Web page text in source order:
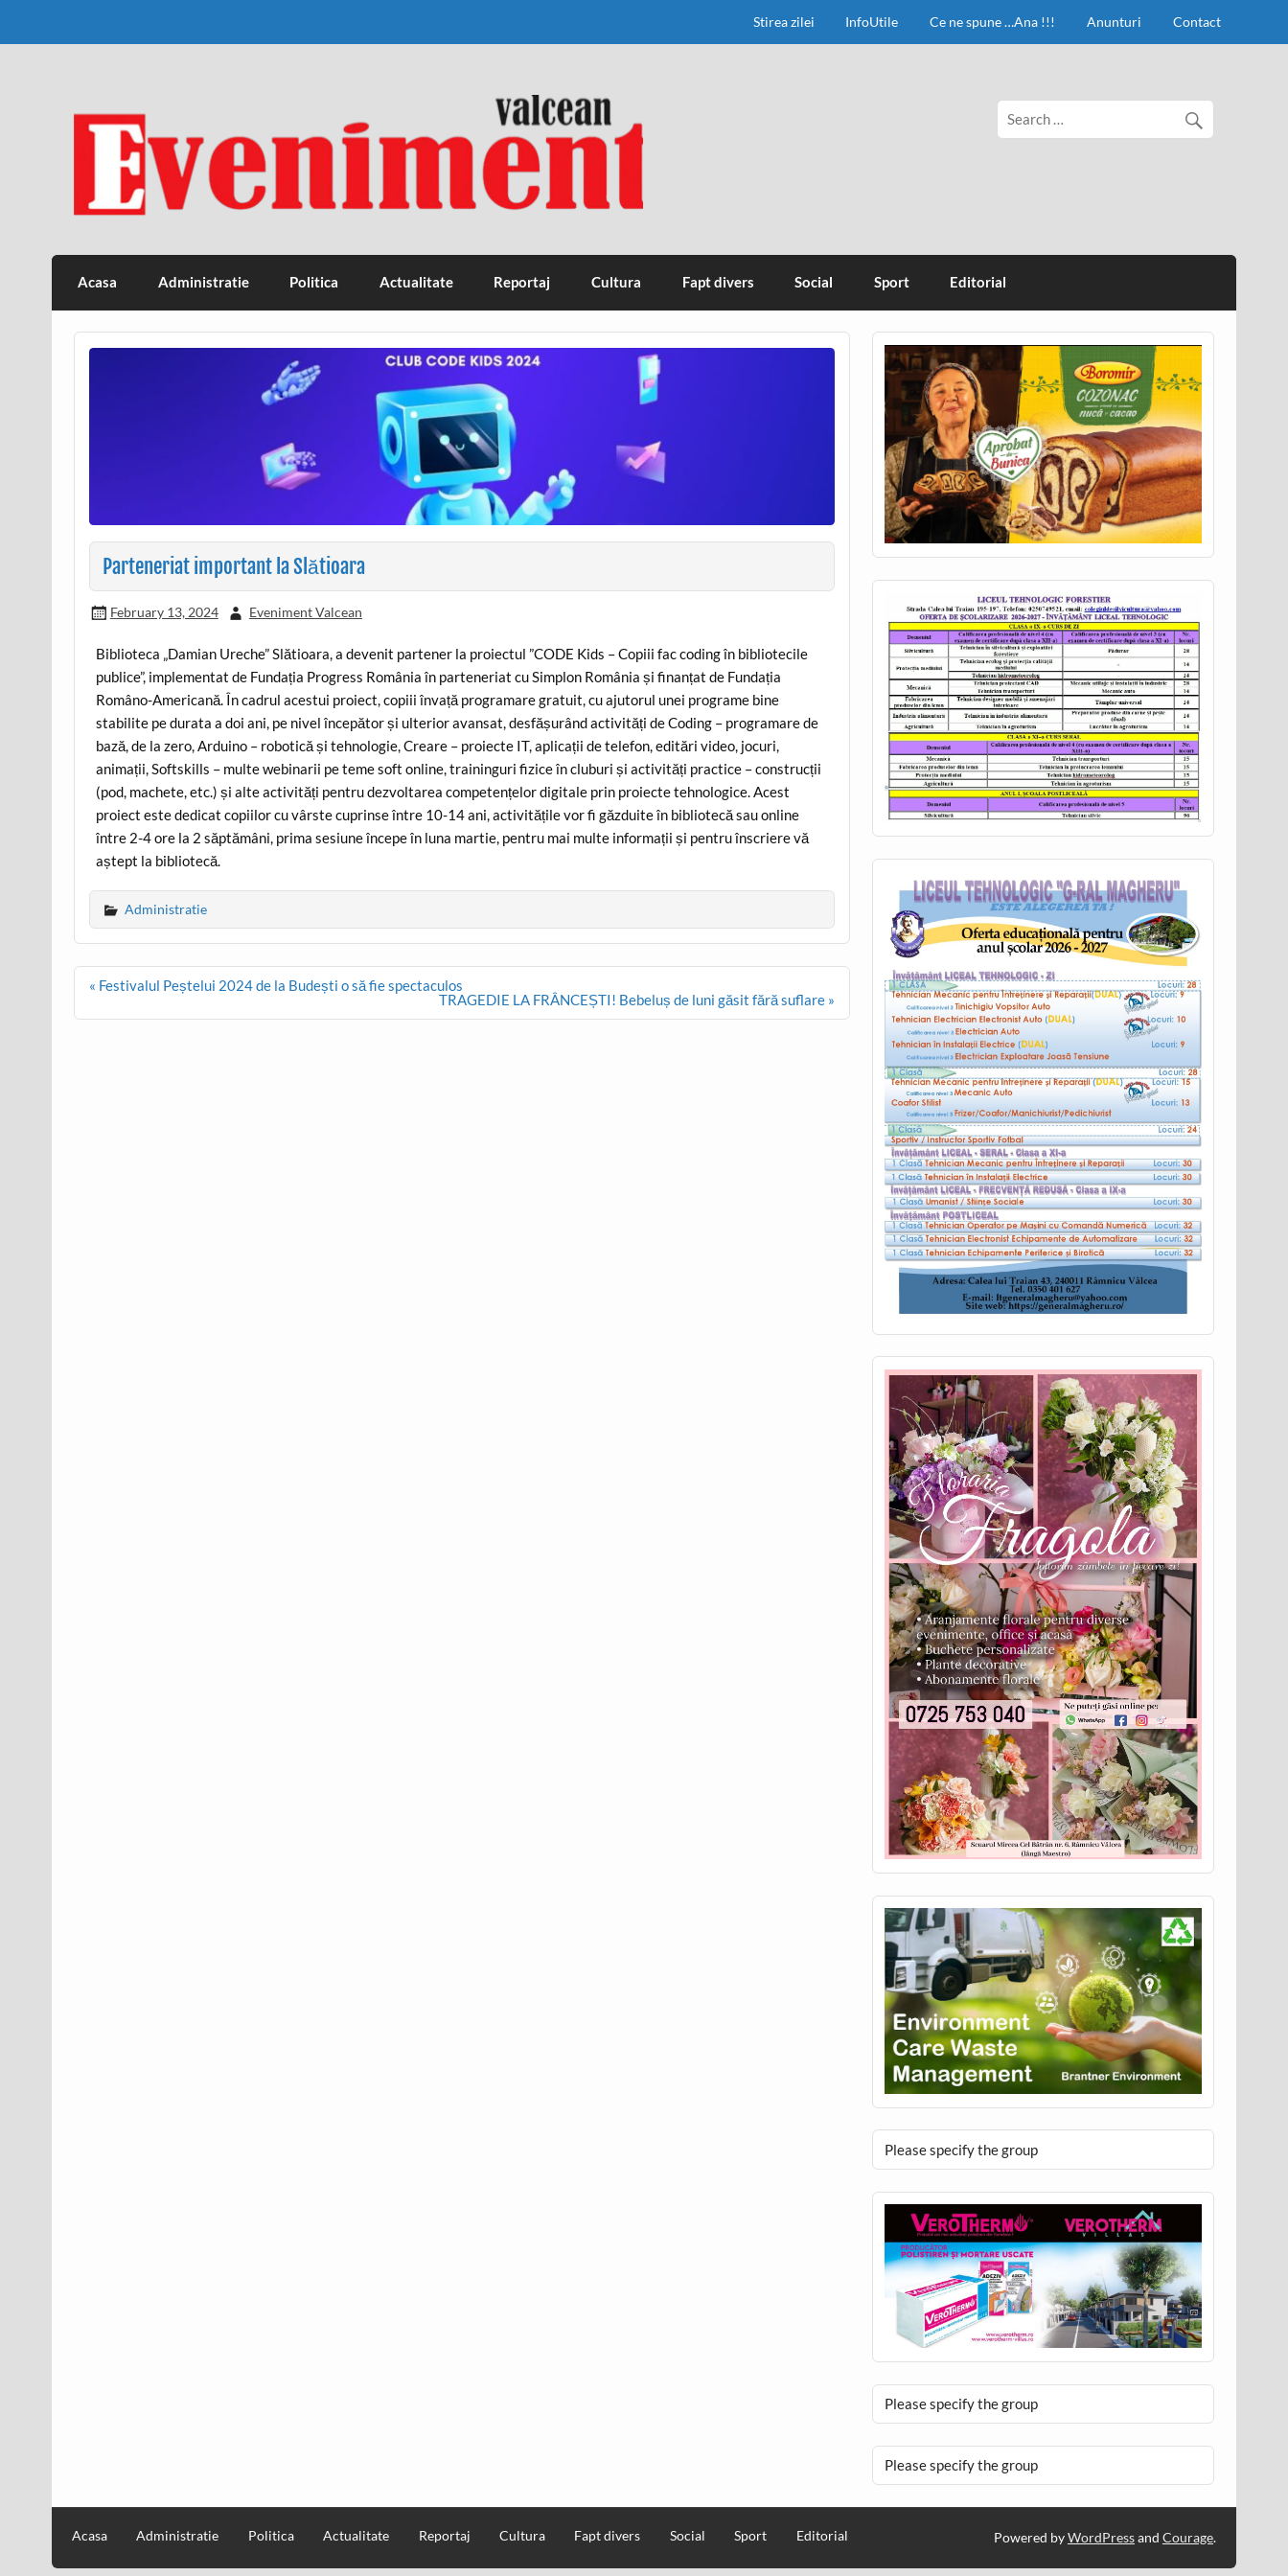
Stirea zilei InfoUtile Ce ne spune …Ana !!! Anunturi Contact
Eveniment Valcean
Acasa Administratie Politica Actualitate Reportaj Cultura Fapt divers Social Sport Editorial
Parteneriat important la Slătioara
February 13, 2024 Eveniment Valcean
Biblioteca „Damian Ureche” Slătioara, a devenit partener la proiectul ”CODE Kids – Copiii fac coding în bibliotecile
publice”, implementat de Fundația Progress România în parteneriat cu Simplon România și finanțat de Fundația
Româno-Americană. În cadrul acestui proiect, copiii învață programare gratuit, cu ajutorul unei programe bine
stabilite pe durata a doi ani, pe nivel începător și ulterior avansat, desfășurând activități de Coding – programare de
bază, de la zero, Arduino – robotică și tehnologie, Creare – proiecte IT, aplicații de telefon, editări video, jocuri,
animații, Softskills – multe webinarii pe teme soft online, traininguri fizice în cluburi și activități practice – construcții
(pod, machete, etc.) și alte activități pentru dezvoltarea competențelor digitale prin proiecte tehnologice. Acest
proiect este dedicat copiilor cu vârste cuprinse între 10-14 ani, activitățile vor fi găzduite în bibliotecă sau online
între 2-4 ore la 2 săptămâni, prima sesiune începe în luna martie, pentru mai multe informații și pentru înscriere vă
aștept la bibliotecă.
Administratie
Post
« Festivalul Peștelui 2024 de la Budești o să fie spectaculos
TRAGEDIE LA FRÂNCEȘTI! Bebeluș de luni găsit fără suflare »
Please specify the group
Please specify the group
Please specify the group
Acasa Administratie Politica Actualitate Reportaj Cultura Fapt divers Social Sport Editorial Powered byWordPressand Courage.